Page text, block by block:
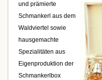
und prämierte
Schmankerl aus dem
Waldviertel sowie
hausgemachte
Spezialitäten aus
Eigenproduktion der
Schmankerlbox